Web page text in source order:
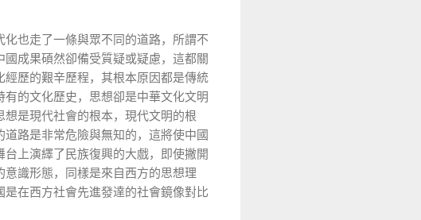
也走了一條與眾不同的道路，所謂不
成果碩然卻備受質疑或疑慮，這都關
歷的艱辛歷程，其根本原因都是傳統
的文化歷史，思想卻是中華文化文明
是現代社會的根本，現代文明的根
路是非常危險與無知的，這將使中國
上演繹了民族復興的大戲，即使撇開
識形態，同樣是來自西方的思想理
在西方社會先進發達的社會鏡像對比